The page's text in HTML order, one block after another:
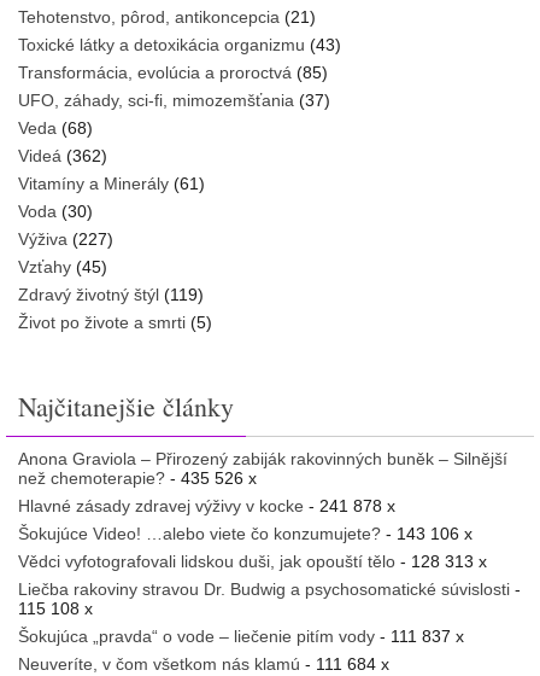
Tehotenstvo, pôrod, antikoncepcia (21)
Toxické látky a detoxikácia organizmu (43)
Transformácia, evolúcia a proroctvá (85)
UFO, záhady, sci-fi, mimozemšťania (37)
Veda (68)
Videá (362)
Vitamíny a Minerály (61)
Voda (30)
Výživa (227)
Vzťahy (45)
Zdravý životný štýl (119)
Život po živote a smrti (5)
Najčitanejšie články
Anona Graviola – Přirozený zabiják rakovinných buněk – Silnější
než chemoterapie? - 435 526 x
Hlavné zásady zdravej výživy v kocke - 241 878 x
Šokujúce Video! …alebo viete čo konzumujete? - 143 106 x
Vědci vyfotografovali lidskou duši, jak opouští tělo - 128 313 x
Liečba rakoviny stravou Dr. Budwig a psychosomatické súvislosti -
115 108 x
Šokujúca „pravda“ o vode – liečenie pitím vody - 111 837 x
Neuveríte, v čom všetkom nás klamú - 111 684 x